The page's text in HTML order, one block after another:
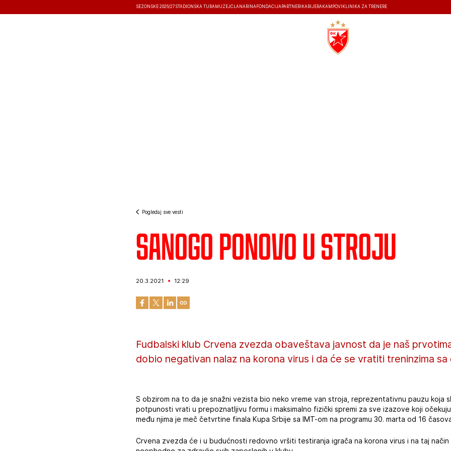
SEZONSKE 2026/27 STADIONSKA TURA MUZEJČLANARINA FONDACIJA PARTNERI KARIJERA KAMPOVI KLINIKA ZA TRENERE
Pogledaj sve vesti
Sanogo ponovo u stroju
20.3.2021 12:29
Fudbalski klub Crvena zvezda obaveštava javnost da je naš
dobio negativan nalaz na korona virus i da će se vratiti treninzima sa
S obzirom na to da je snažni vezista bio neko vreme van stroja, reprezentativnu pauzu koja
potpunosti vrati u prepoznatljivu formu i maksimalno fizički spremi za sve izazove koji
među njima je meč četvrtine finala Kupa Srbije sa IMT-om na programu 30. marta od 16
Crvena zvezda će i u budućnosti redovno vršiti testiranja igrača na korona virus i na taj